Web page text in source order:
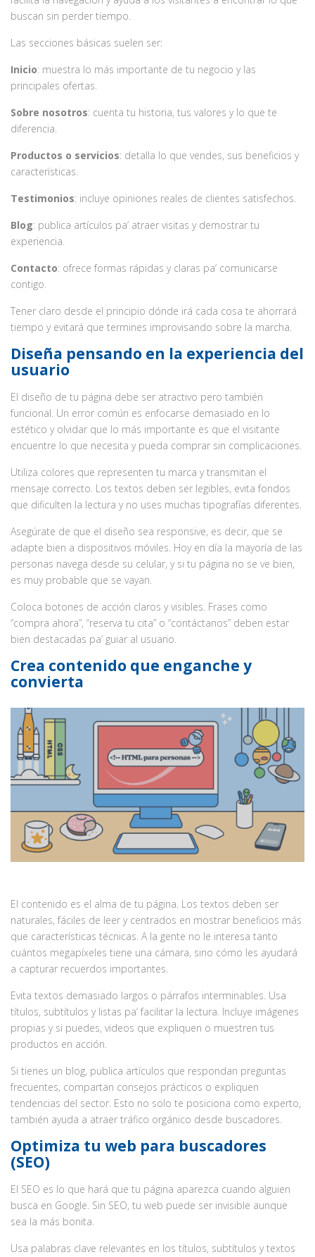
buscan sin perder tiempo.
Las secciones básicas suelen ser:
Inicio: muestra lo más importante de tu negocio y las
principales ofertas.
Sobre nosotros: cuenta tu historia, tus valores y lo que te
diferencia.
Productos o servicios: detalla lo que vendes, sus beneficios y
características.
Testimonios: incluye opiniones reales de clientes satisfechos.
Blog: publica artículos pa’ atraer visitas y demostrar tu
experiencia.
Contacto: ofrece formas rápidas y claras pa’ comunicarse
contigo.
Tener claro desde el principio dónde irá cada cosa te ahorrará
tiempo y evitará que termines improvisando sobre la marcha.
Diseña pensando en la experiencia del
usuario
El diseño de tu página debe ser atractivo pero también
funcional. Un error común es enfocarse demasiado en lo
estético y olvidar que lo más importante es que el visitante
encuentre lo que necesita y pueda comprar sin complicaciones.
Utiliza colores que representen tu marca y transmitan el
mensaje correcto. Los textos deben ser legibles, evita fondos
que dificulten la lectura y no uses muchas tipografías diferentes.
Asegúrate de que el diseño sea responsive, es decir, que se
adapte bien a dispositivos móviles. Hoy en día la mayoría de las
personas navega desde su celular, y si tu página no se ve bien,
es muy probable que se vayan.
Coloca botones de acción claros y visibles. Frases como
“compra ahora”, “reserva tu cita” o “contáctanos” deben estar
bien destacadas pa’ guiar al usuario.
Crea contenido que enganche y
convierta
El contenido es el alma de tu página. Los textos deben ser
naturales, fáciles de leer y centrados en mostrar beneficios más
que características técnicas. A la gente no le interesa tanto
cuántos megapíxeles tiene una cámara, sino cómo les ayudará
a capturar recuerdos importantes.
Evita textos demasiado largos o párrafos interminables. Usa
títulos, subtítulos y listas pa’ facilitar la lectura. Incluye imágenes
propias y si puedes, videos que expliquen o muestren tus
productos en acción.
Si tienes un blog, publica artículos que respondan preguntas
frecuentes, compartan consejos prácticos o expliquen
tendencias del sector. Esto no solo te posiciona como experto,
también ayuda a atraer tráfico orgánico desde buscadores.
Optimiza tu web para buscadores
(SEO)
El SEO es lo que hará que tu página aparezca cuando alguien
busca en Google. Sin SEO, tu web puede ser invisible aunque
sea la más bonita.
Usa palabras clave relevantes en los títulos, subtítulos y textos